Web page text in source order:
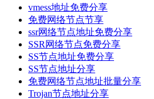
vmess地址免费分享
免费网络节点节享
ssr网络节点地址免费分享
SSR网络节点免费分享
SS节点地址免费分享
SS节点地址分享
免费网络节点地址批量分享
Trojan节点地址分享